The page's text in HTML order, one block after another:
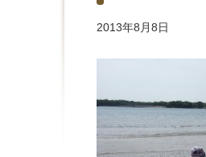
2013年8月8日